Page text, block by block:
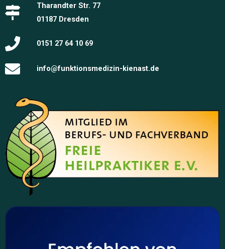
Tharandter Str. 77
01187 Dresden
0151 27 64 10 69
info@funktionsmedizin-kienast.de